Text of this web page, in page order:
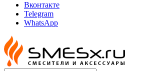
Вконтакте
Telegram
WhatsApp